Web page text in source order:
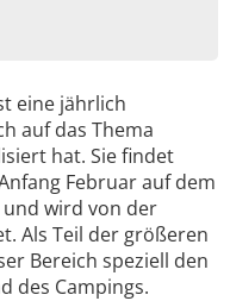
eine jährlich
auf das Thema
hat. Sie findet
Februar auf dem
wird von der
Als Teil der größeren
Bereich speziell den
des Campings.